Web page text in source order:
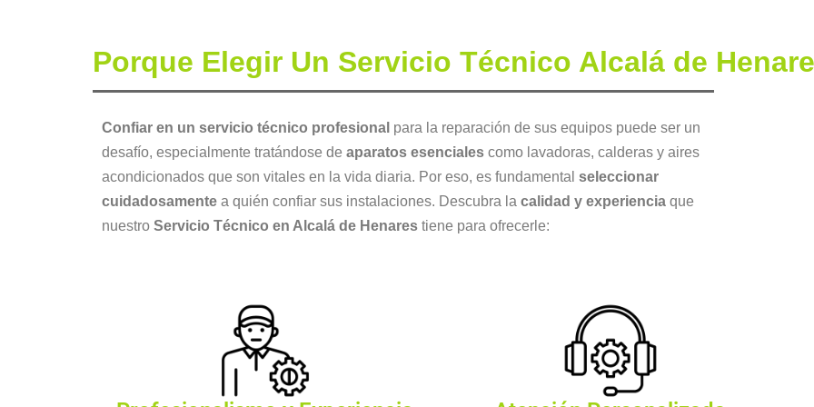
Porque Elegir Un Servicio Técnico Alcalá de
Confiar en un servicio técnico profesional para la reparación de sus equipos puede ser un
desafío, especialmente tratándose de aparatos esenciales como lavadoras, calderas y aires
acondicionados que son vitales en la vida diaria. Por eso, es fundamental seleccionar
cuidadosamente a quién confiar sus instalaciones. Descubra la calidad y experiencia que
nuestro Servicio Técnico en Alcalá de Henares tiene para ofrecerle: